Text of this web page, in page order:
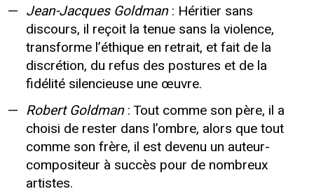
Jean-Jacques Goldman: Héritier sans
discours, il reçoit la tenue sans la violence,
transforme l’éthique en retrait, et fait de la
discrétion, du refus des postures et de la
fidélité silencieuse une œuvre.
Robert Goldman: Tout comme son père, il a
choisi de rester dans l’ombre, alors que tout
comme son frère, il est devenu un auteur-
compositeur à succès pour de nombreux
artistes.